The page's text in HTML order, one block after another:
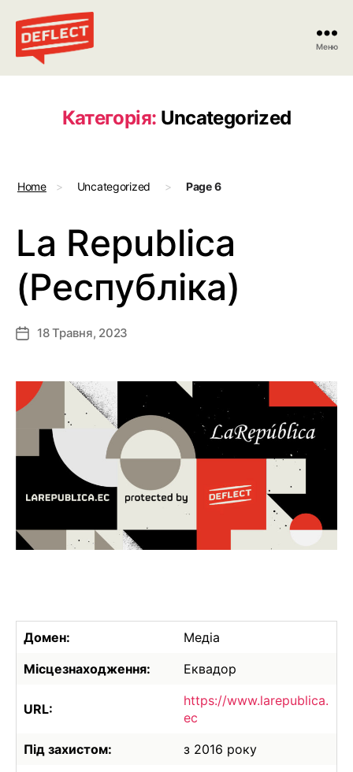
Deflect
Меню
Категорія: Uncategorized
Home > Uncategorized > Page 6
La Republica
(Республіка)
Дата18 Травня, 2023
Домен:
Медіа
Місцезнаходження:
Еквадор
URL:
https://www.larepublica.
ec
Під захистом:
з 2016 року